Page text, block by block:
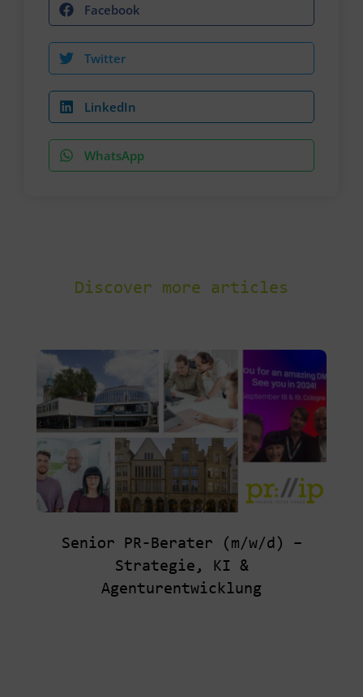
Facebook
Twitter
LinkedIn
WhatsApp
Discover more articles
Senior PR-Berater (m/w/d) –
Strategie, KI &
Agenturentwicklung